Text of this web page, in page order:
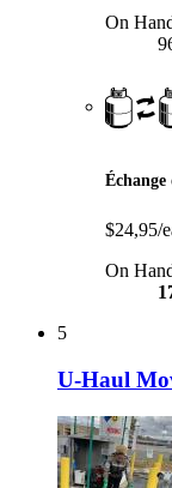
On
Échange
$24,95/
On
5
U-Haul